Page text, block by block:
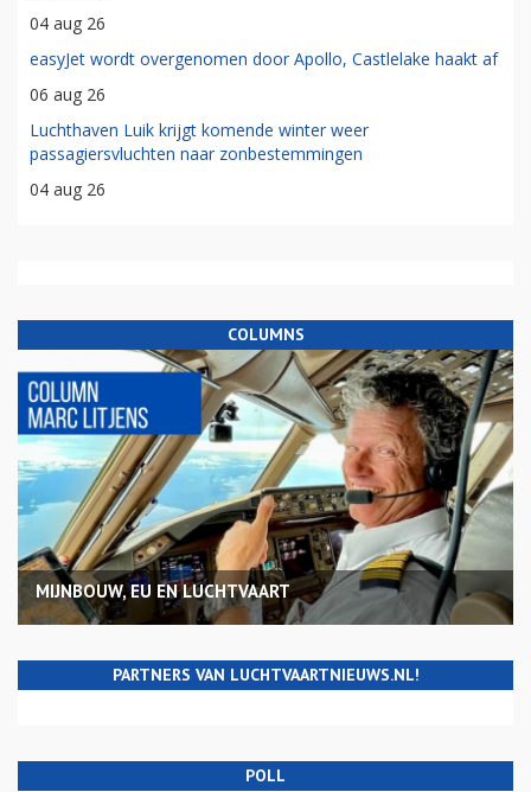
04 aug 26
easyJet wordt overgenomen door Apollo, Castlelake haakt af
06 aug 26
Luchthaven Luik krijgt komende winter weer
passagiersvluchten naar zonbestemmingen
04 aug 26
COLUMNS
MIJNBOUW, EU EN LUCHTVAART
PARTNERS VAN LUCHTVAARTNIEUWS.NL!
POLL